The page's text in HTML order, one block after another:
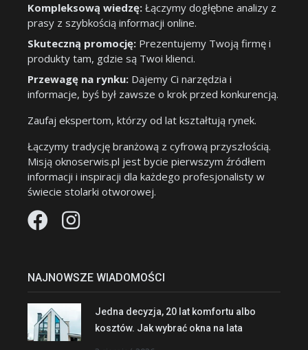
Kompleksową wiedzę: Łączymy dogłębne analizy z
prasy z szybkością informacji online.
Skuteczną promocję: Prezentujemy Twoją firmę i
produkty tam, gdzie są Twoi klienci.
Przewagę na rynku: Dajemy Ci narzędzia i
informacje, byś był zawsze o krok przed konkurencją.
Zaufaj ekspertom, którzy od lat kształtują rynek.
Łączymy tradycję branżową z cyfrową przyszłością.
Misją oknoserwis.pl jest bycie pierwszym źródłem
informacji i inspiracji dla każdego profesjonalisty w
świecie stolarki otworowej.
NAJNOWSZE WIADOMOŚCI
Jedna decyzja, 20 lat komfortu albo
kosztów. Jak wybrać okna na lata